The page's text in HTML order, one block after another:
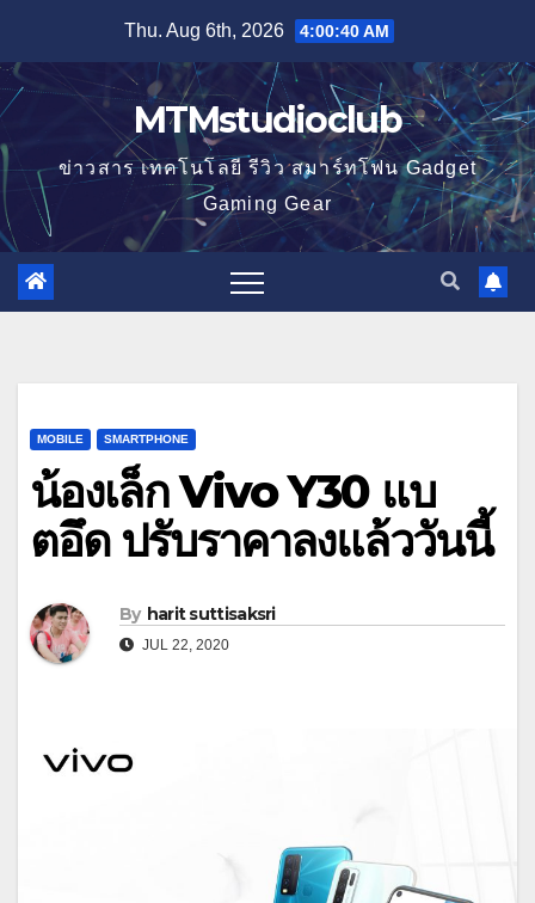
content
Thu. Aug 6th, 2026 4:00:41 AM
MTMstudioclub
ข่าวสาร เทคโนโลยี รีวิว สมาร์ทโฟน Gadget
Gaming Gear
MOBILE SMARTPHONE
น้องเล็ก Vivo Y30 แบ
ตอึด ปรับราคาลงแล้ววันนี้
By harit suttisaksri
JUL 22, 2020